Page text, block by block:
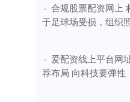
· 合规股票配资网上
于足球场受损，组织
· 爱配资线上平台网
荐布局 向科技要弹性